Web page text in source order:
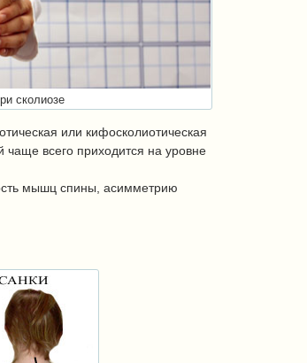
сколиозе
или кифосколиотическая
всего приходится на уровне
мышц спины, асимметрию